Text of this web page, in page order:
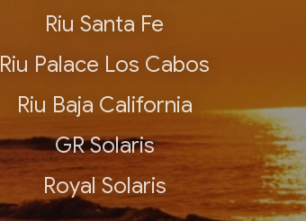
Riu Santa Fe
Riu Palace Los Cabos
Riu Baja California
GR Solaris
Royal Solaris